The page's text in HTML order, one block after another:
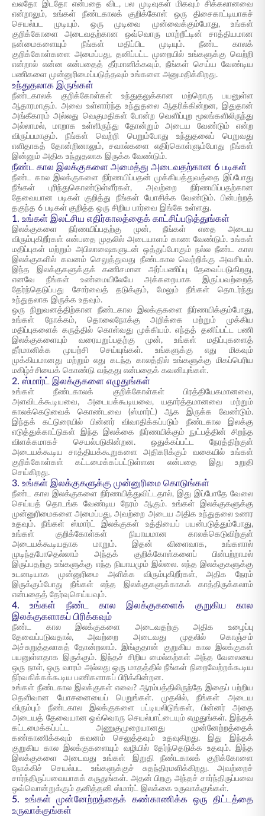
வலதோ இடதோ என்பதை விட, பல முடிவுகள் மிகவும் சிக்கலானவை
என்றாலும், உங்கள் நீண்டகாலக் குறிக்கோள் ஒரு திசைகாட்டியாகச்
செயல்பட முடியும். ஒரு முடிவை முன்வைக்கும்போது, உங்கள்
குறிக்கோளை அடைவதற்கான ஒவ்வொரு மாற்றீட்டின் சாத்தியமான
நன்மைகளையும் நீங்கள் மதிப்பிட முடியும். நீண்ட காலக்
குறிக்கோள்களை அமைப்பது, தனிப்பட்ட முறையில் உங்களுக்கு வெற்றி
என்றால் என்ன என்பதைத் தீர்மானிக்கவும், நீங்கள் செய்ய வேண்டிய
பணிகளை முன்னுரிமைப்படுத்தவும் உங்களை அனுமதிக்கிறது.
உந்துதலாக இருங்கள்
நீண்டகாலக் குறிக்கோள்கள் உந்துதலுக்கான மற்றொரு பயனுள்ள
ஆதாரமாகும். அவை உள்ளார்ந்த உந்துதலை ஆதரிக்கின்றன, இதுதான்
அங்கீகாரம் அல்லது வெகுமதிகள் போன்ற வெளிப்புற மூலங்களிலிருந்து
அல்லாமல், மாறாக உள்ளிருந்து தோன்றும் அடைய வேண்டும் என்ற
விருப்பமாகும். நீங்கள் வெற்றி பெறும்போது உந்துதலைப் பெறுவது
எளிதாகத் தோன்றினாலும், சவால்களை எதிர்கொள்ளும்போது நீங்கள்
இன்னும் அதிக உந்துதலாக இருக்க வேண்டும்.
நீண்ட கால இலக்குகளை அமைத்து அடைவதற்கான 6 படிகள்
நீண்ட கால இலக்குகளை நிர்ணயிப்பதன் முக்கியத்துவத்தை இப்போது
நீங்கள் புரிந்துகொண்டுள்ளீர்கள், அவற்றை நிர்ணயிப்பதற்கான
தேவையான படிகள் குறித்து நீங்கள் யோசிக்க வேண்டும். பின்பற்றத்
தகுந்த 6 படிகள் குறித்த ஒரு சிறிய பார்வை இங்கே உள்ளது.
1. உங்கள் இலட்சிய எதிர்காலத்தைக் காட்சிப்படுத்துங்கள்
இலக்குகளை நிர்ணயிப்பதற்கு முன், நீங்கள் எதை அடைய
விரும்புகிறீர்கள் என்பதை முதலில் அடையாளம் காண வேண்டும். உங்கள்
மதிப்புகள் மற்றும் அபிலாஷைகளுடன் ஒத்துப்போகும் நல்ல நீண்ட கால
இலக்குகளில் கவனம் செலுத்துவது நீண்டகால வெற்றிக்கு அவசியம்.
இந்த இலக்குகளுக்குக் கணிசமான அர்ப்பணிப்பு தேவைப்படுகிறது,
எனவே நீங்கள் உண்மையிலேயே அக்கறையாக இருப்பவற்றைத்
தேர்ந்தெடுப்பது சோர்வைத் தடுக்கும், மேலும் நீங்கள் தொடர்ந்து
உந்துதலாக இருக்க உதவும்.
ஒரு நிறுவனத்திற்கான நீண்டகால இலக்குகளை நிர்ணயிக்கும்போது,
உங்கள் நோக்கம், தொலைநோக்கு அறிக்கை மற்றும் முக்கிய
மதிப்புகளைக் கருத்தில் கொள்வது முக்கியம். எந்தத் தனிப்பட்ட பணி
இலக்குகளையும் வரையறுப்பதற்கு முன், உங்கள் மதிப்புகளைத்
தீர்மானிக்க முயற்சி செய்யுங்கள். உங்களுக்கு எது மிகவும்
முக்கியமானது மற்றும் எது கடந்த காலத்தில் உங்களுக்கு மிகப்பெரிய
மகிழ்ச்சியைக் கொண்டு வந்தது என்பதைக் கவனியுங்கள்.
2. ஸ்மார்ட் இலக்குகளை எழுதுங்கள்
உங்கள் நீண்டகாலக் குறிக்கோள்கள் பிரத்தியேகமானவை,
அளவிடக்கூடியவை, அடையக்கூடியவை, யதார்த்தமானவை மற்றும்
காலக்கெடுவைக் கொண்டவை (ஸ்மார்ட்) ஆக இருக்க வேண்டும்.
இந்தக் கட்டுரையில் பின்னர் விவாதிக்கப்படும் நீண்டகால இலக்கு
எடுத்துக்காட்டுகள் இந்த இலக்கை நிர்ணயிக்கும் நுட்பத்தின் சிறந்த
விளக்கமாகச் செயல்படுகின்றன. ஒதுக்கப்பட்ட நேரத்திற்குள்
அடையக்கூடிய சாத்தியக்கூறுகளை அதிகரிக்கும் வகையில் உங்கள்
குறிக்கோள்கள் கட்டமைக்கப்பட்டுள்ளன என்பதை இது உறுதி
செய்கிறது.
3. உங்கள் இலக்குகளுக்கு முன்னுரிமை கொடுங்கள்
நீண்ட கால இலக்குகளை நிர்ணயித்துவிட்டதால், இது இப்போதே வேலை
செய்யத் தொடங்க வேண்டிய நேரம் ஆகும். உங்கள் இலக்குகளுக்கு
முன்னுரிமைகளை அமைப்பது, அவற்றை அடைய அதிக உந்துதலை உணர
உதவும். நீங்கள் ஸ்மார்ட் இலக்குகள் உத்தியைப் பயன்படுத்தும்போது,
உங்கள் குறிக்கோள்கள் நியாயமான காலக்கெடுவிற்குள்
அடையக்கூடியதாக மாறும். இதன் விளைவாக, உங்களால்
முடிந்தபோதெல்லாம் அந்தக் குறிக்கோள்களைப் பின்பற்றாமல்
இருப்பதற்கு உங்களுக்கு எந்த நியாயமும் இல்லை. எந்த இலக்குகளுக்கு
உடனடியாக முன்னுரிமை அளிக்க விரும்புகிறீர்கள், அதிக நேரம்
இருக்கும்போது நீங்கள் எந்த இலக்குகளுக்காகக் காத்திருக்கலாம்
என்பதைத் தேர்வுசெய்யவும்.
4. உங்கள் நீண்ட கால இலக்குகளைக் குறுகிய கால
இலக்குகளாகப் பிரிக்கவும்
நீண்ட கால இலக்குகளை அடைவதற்கு அதிக உழைப்பு
தேவைப்படுவதால், அவற்றை அடைவது முதலில் கொஞ்சம்
அச்சுறுத்தலாகத் தோன்றலாம். இங்குதான் குறுகிய கால இலக்குகள்
பயனுள்ளதாக இருக்கும். இந்தச் சிறிய மைல்கற்கள் அந்த வேலையை
ஒரு நாள், ஒரு வாரம் அல்லது ஒரு மாதத்தில் நீங்கள் நிறைவேற்றக்கூடிய
நிர்வகிக்கக்கூடிய பணிகளாகப் பிரிக்கின்றன.
உங்கள் நீண்டகால இலக்குகள் எவை? ஆரம்பத்திலிருந்தே இதைப் பற்றிய
தெளிவான யோசனையைப் பெறுங்கள். முதலில், நீங்கள் அடைய
விரும்பும் நீண்டகால இலக்குகளை பட்டியலிடுங்கள், பின்னர் அதை
அடையத் தேவையான ஒவ்வொரு செயல்பாட்டையும் எழுதுங்கள். இந்தக்
கட்டமைக்கப்பட்ட அணுகுமுறையானது முன்னேற்றத்தைக்
கண்காணிக்கவும் கவனம் செலுத்தவும் உதவுகிறது. இது இந்தக்
குறுகிய கால இலக்குகளையும் வழியில் தேர்ந்தெடுக்க உதவும். இந்த
இலக்குகளை அடைவது உங்கள் இறுதி நீண்டகாலக் குறிக்கோளை
நோக்கிச் செயல்பட உங்களுக்குச் சுதந்திரமளிக்கிறது. அவற்றைச்
சார்ந்திருப்பவையாகக் கருதுங்கள். அதன் பிறகு அந்தச் சார்ந்திருப்பவை
ஒவ்வொன்றுக்கும் தனித்தனி ஸ்மார்ட் இலக்கை உருவாக்குங்கள்.
5. உங்கள் முன்னேற்றத்தைக் கண்காணிக்க ஒரு திட்டத்தை
உருவாக்குங்கள்